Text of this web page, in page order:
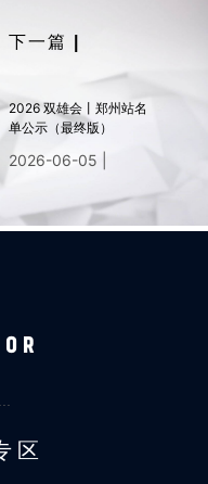
下一篇
2026 双雄会丨郑州站名
单公示（最终版）
2026-06-05 |
区